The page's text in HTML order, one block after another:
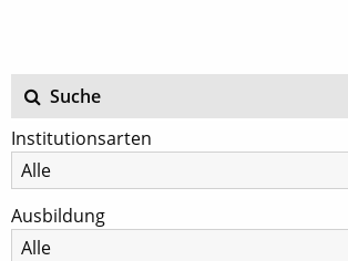
Suche
Institutionsarten
Ausbildung